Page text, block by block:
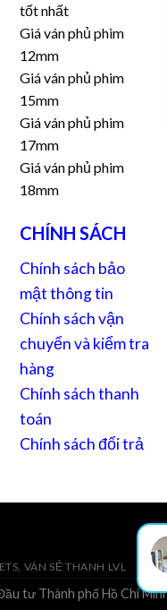
tốt nhất
Giá ván phủ phim
12mm
Giá ván phủ phim
15mm
Giá ván phủ phim
17mm
Giá ván phủ phim
18mm
CHÍNH SÁCH
Chính sách bảo
mật thông tin
Chính sách vận
chuyển và kiểm tra
hàng
Chính sách thanh
toán
Chính sách đổi trả
VÁN SẺ THANH LVL
tư Thành phố Hồ Chí